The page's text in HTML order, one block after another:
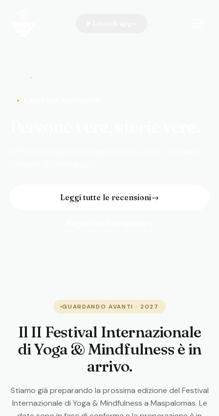
›
Leggi tutte le recensioni→
GUARDANDO AVANTI · 2027
Il II Festival Internazionale
di Yoga & Mindfulness è in
arrivo.
Stiamo già preparando la prossima edizione del Festival
Internazionale di Yoga & Mindfulness a Maspalomas. Le